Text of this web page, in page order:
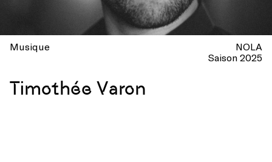
Musique
NOLA
Saison 2025
Timothée Varon